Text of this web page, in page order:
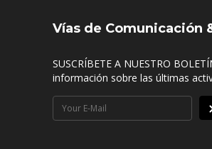
Vías de Comunicación
SUSCRÍBETE A NUESTRO
información sobre las últimas